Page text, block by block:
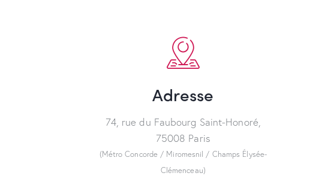
Adresse
74, rue du Faubourg Saint-Honoré,
75008 Paris
(Métro Concorde / Miromesnil / Champs Élysée-
Clémenceau)